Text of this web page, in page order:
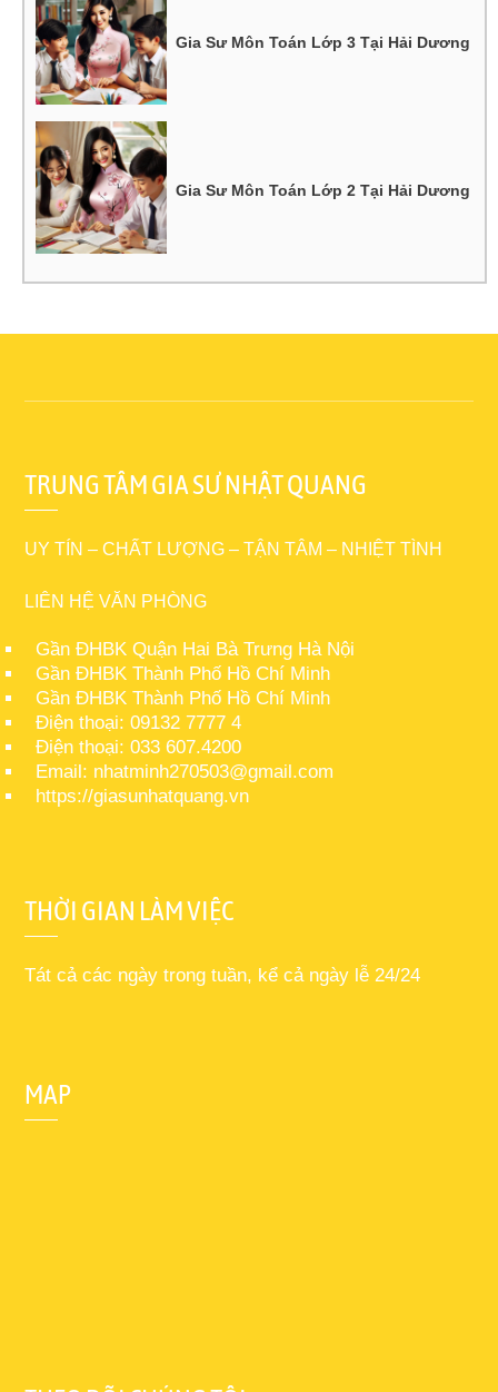
Gia Sư Môn Toán Lớp 3 Tại Hải Dương
Gia Sư Môn Toán Lớp 2 Tại Hải Dương
TRUNG TÂM GIA SƯ NHẬT QUANG
UY TÍN – CHẤT LƯỢNG – TẬN TÂM – NHIỆT TÌNH
LIÊN HỆ VĂN PHÒNG
Gần ĐHBK Quận Hai Bà Trưng Hà Nội
Gần ĐHBK Thành Phố Hồ Chí Minh
Gần ĐHBK Thành Phố Hồ Chí Minh
Điện thoại: 09132 7777 4
Điện thoại: 033 607.4200
Email: nhatminh270503@gmail.com
https://giasunhatquang.vn
THỜI GIAN LÀM VIỆC
Tát cả các ngày trong tuần, kể cả ngày lễ 24/24
MAP